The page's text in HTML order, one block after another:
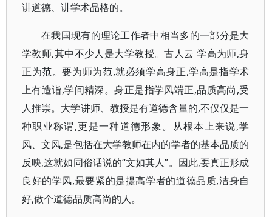
讲道德、讲学术品格的。
在我国现有的理论工作者中相当多的一部分是大
学教师,其中不少人是大学教授。古人云 学高为师,身
正为范。要为师为范,就必须学高身正,学高是指学术
上有造诣,学问精深。身正是指学风端正,品质高尚,受
人推崇。大学讲师、教授是有道德含量的,不仅仅是一
种职业称谓,更是一种道德形象。从根本上来说,学
风、文风,是包括在大学教师在内的学者的基本品质的
反映,这就如同俗话说的“文如其人”。因此,要真正形成
良好的学风,最要紧的是提高学者的道德品质,洁身自
好,做个道德品质高尚的人。